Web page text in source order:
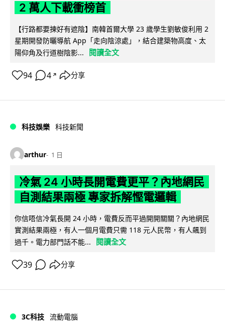
2 萬人下載衝榜首
【行路都要揀好有遮陰】南韓首爾大學 23 歲學生劉敏俊利用 2
星期開發防曬導航 App「走向陰涼處」，結合建築物高度、太
陽仰角及行道樹陰影...
閱讀全文
94 4 ↗ 分享
科技娛樂 科技新聞
arthur 1 日
冷氣 24 小時長開電費更平？內地網民
自測結果兩極 專家拆解慳電邏輯
你信唔信冷氣長開 24 小時，電費反而平過開開關關？內地網民
實測結果兩極，有人一個月電費只需 118 元人民幣，有人飆到
過千。電力部門話不能...
閱讀全文
39 分享
3C科技 流動電腦